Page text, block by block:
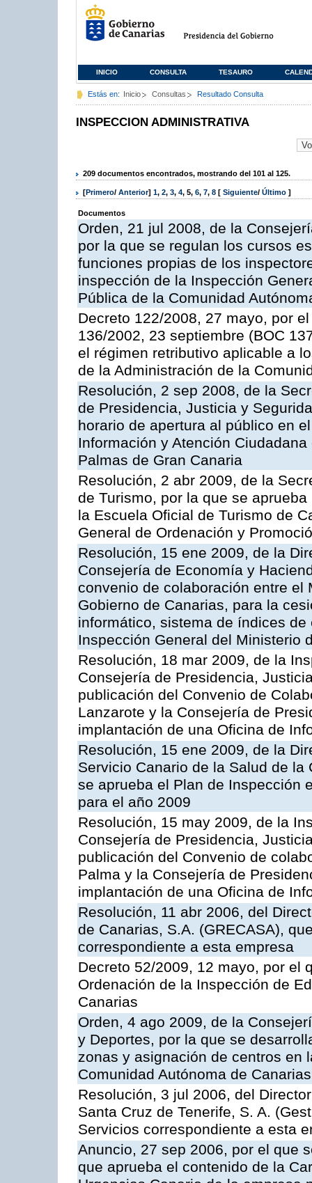
INICIO CONSULTA TESAURO
Estás en: Inicio Consultas Resultado Consulta
INSPECCION ADMINISTRATIVA
209 documentos encontrados, mostrando del 101 al 125.
[Primero/ Anterior] 1, 2, 3, 4, 5, 6, 7, 8 [ Siguiente/ Último ]
Documentos
Orden, 21 jul 2008, de la
por la que se regulan los cursos
funciones propias de los
inspección de la Inspección
Pública de la Comunidad
Decreto 122/2008, 27 mayo, por
136/2002, 23 septiembre (BOC
el régimen retributivo aplicable a
de la Administración de la
Resolución, 2 sep 2008, de la
de Presidencia, Justicia y
horario de apertura al público en
Información y Atención
Palmas de Gran Canaria
Resolución, 2 abr 2009, de la
de Turismo, por la que se
la Escuela Oficial de Turismo de
General de Ordenación y
Resolución, 15 ene 2009, de la
Consejería de Economía y
convenio de colaboración entre
Gobierno de Canarias, para la
informático, sistema de índices
Inspección General del Ministerio
Resolución, 18 mar 2009, de la
Consejería de Presidencia,
publicación del Convenio de
Lanzarote y la Consejería de
implantación de una Oficina de
Resolución, 15 ene 2009, de la
Servicio Canario de la Salud de
se aprueba el Plan de Inspección
para el año 2009
Resolución, 15 may 2009, de la
Consejería de Presidencia,
publicación del Convenio de
Palma y la Consejería de
implantación de una Oficina de
Resolución, 11 abr 2006, del
de Canarias, S.A. (GRECASA),
correspondiente a esta empresa
Decreto 52/2009, 12 mayo, por el
Ordenación de la Inspección de
Canarias
Orden, 4 ago 2009, de la
y Deportes, por la que se
zonas y asignación de centros en
Comunidad Autónoma de Canarias
Resolución, 3 jul 2006, del
Santa Cruz de Tenerife, S. A.
Servicios correspondiente a esta
Anuncio, 27 sep 2006, por el que
que aprueba el contenido de la